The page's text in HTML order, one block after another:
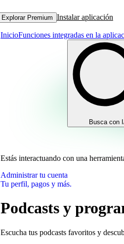
Explorar Premium Instalar aplicación
InicioFunciones integradas en la
Busca con
Estás interactuando con una
Administrar tu cuenta
Tu perfil, pagos y más.
Podcasts y
Escucha tus podcasts favoritos y